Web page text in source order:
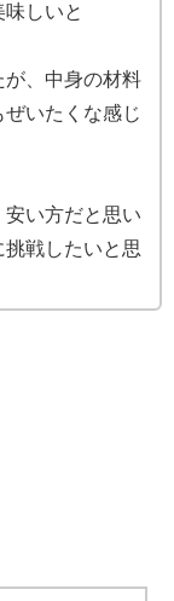
しいと
、中身の材料
いたくな感じ
い方だと思い
挑戦したいと思